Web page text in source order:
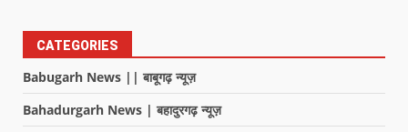
CATEGORIES
Babugarh News || बाबूगढ़ न्यूज़
Bahadurgarh News | बहादुरगढ़ न्यूज़